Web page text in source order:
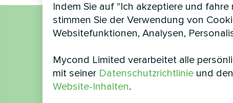
Name
Rufnummer
Indem Sie auf "Ich akzeptiere und
stimmen Sie der Verwendung von
Websitefunktionen, Analysen,
Mycond Limited verarbeitet alle
mit seiner Datenschutzrichtlinie und den
Website-Inhalten.